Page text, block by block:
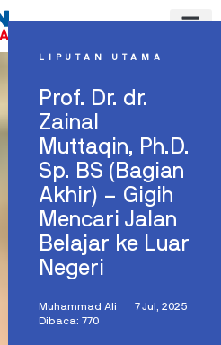
LIPUTAN UTAMA
Prof. Dr. dr.
Zainal
Muttaqin, Ph.D.
Sp. BS (Bagian
Akhir) – Gigih
Mencari Jalan
Belajar ke Luar
Negeri
Muhammad Ali
7 Jul, 2025
Dibaca: 770